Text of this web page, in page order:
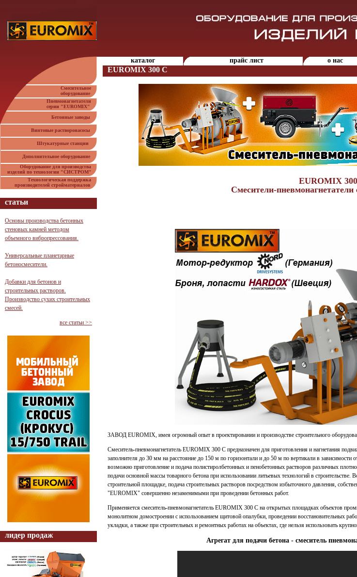
каталог прайс лист о нас
EUROMIX 300 C
Смесительное
оборудование
Пневмонагнетатели
серии "EUROMIX"
Бетонные заводы
Винтовые растворонасосы
Штукатурные станции
Дополнительное оборудование
Оборудование для производства
изделий по технологии "СИСТРОМ"
Технологическая поддержка
производителей стройматериалов
статьи
Основы производства бетонных
стеновых камней методом
объемного вибропрессования.
Универсальные планетарные
бетоносмесители.
Добавки для бетонов и
строительных растворов.
Производство сухих строительных
смесей.
все статьи >>
лидер продаж
EUROMIX
Смесители-
ЗАВОД EUROMIX, имея огромный опыт в проектировании и производстве строительного
Смеситель-пневмонагнетатель EUROMIX 300 C предназначен для приготовления и нагнетания
заполнителя до 30 мм на расстояние до 150 м по горизонтали и до 50 м по вертикали в
возможно приготовление и подача полистиролбетонных и пенобетонных растворов различных
подачи основной массы товарного бетона при использовании литьевых технологий в строительстве.
строительной площадке, подача строительных растворов посредством избыточного давления,
"EUROMIX" совершенно незаменимыми при проведении бетонных работ.
Применяется смеситель-пневмонагнетатель EUROMIX 300 C на открытых площадках объектов
монолитном домостроении с использованием щитовой опалубки, проведении восстановительных
укладки, а также при строительных и ремонтных работах на объектах, где нельзя использовать
Агрегат для подачи бетона - смеситель